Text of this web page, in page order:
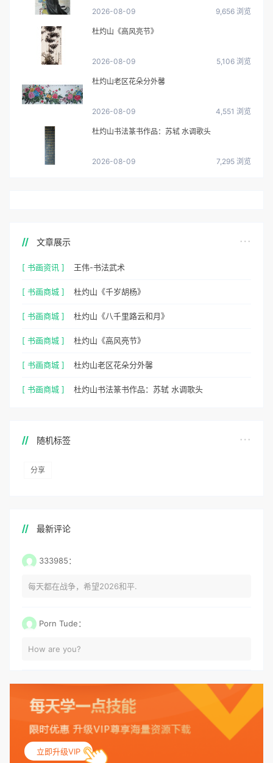
2026-08-09 9,656 浏览
杜灼山《高风亮节》
2026-08-09 5,106 浏览
杜灼山老区花朵分外馨
2026-08-09 4,551 浏览
杜灼山书法篆书作品：苏轼 水调歌头
2026-08-09 7,295 浏览
文章展示
[ 书画资讯 ] 王伟-书法武术
[ 书画商城 ] 杜灼山《千岁胡杨》
[ 书画商城 ] 杜灼山《八千里路云和月》
[ 书画商城 ] 杜灼山《高风亮节》
[ 书画商城 ] 杜灼山老区花朵分外馨
[ 书画商城 ] 杜灼山书法篆书作品：苏轼 水调歌头
随机标签
分享
最新评论
333985：
每天都在战争，希望2026和平.
Porn Tude：
How are you?
立即升级VIP